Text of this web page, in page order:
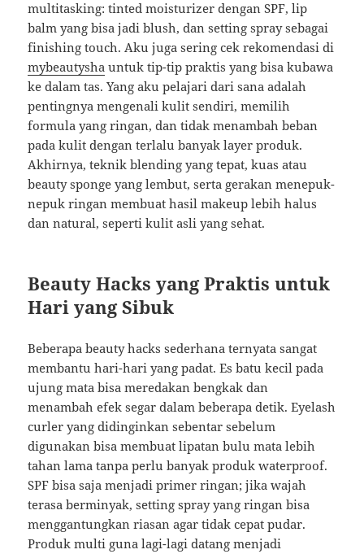
multitasking: tinted moisturizer dengan SPF, lip
balm yang bisa jadi blush, dan setting spray sebagai
finishing touch. Aku juga sering cek rekomendasi di
mybeautysha untuk tip-tip praktis yang bisa kubawa
ke dalam tas. Yang aku pelajari dari sana adalah
pentingnya mengenali kulit sendiri, memilih
formula yang ringan, dan tidak menambah beban
pada kulit dengan terlalu banyak layer produk.
Akhirnya, teknik blending yang tepat, kuas atau
beauty sponge yang lembut, serta gerakan menepuk-
nepuk ringan membuat hasil makeup lebih halus
dan natural, seperti kulit asli yang sehat.
Beauty Hacks yang Praktis untuk
Hari yang Sibuk
Beberapa beauty hacks sederhana ternyata sangat
membantu hari-hari yang padat. Es batu kecil pada
ujung mata bisa meredakan bengkak dan
menambah efek segar dalam beberapa detik. Eyelash
curler yang didinginkan sebentar sebelum
digunakan bisa membuat lipatan bulu mata lebih
tahan lama tanpa perlu banyak produk waterproof.
SPF bisa saja menjadi primer ringan; jika wajah
terasa berminyak, setting spray yang ringan bisa
menggantungkan riasan agar tidak cepat pudar.
Produk multi guna lagi-lagi datang menjadi